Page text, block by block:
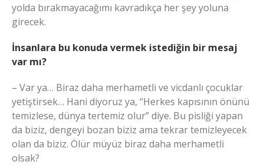
yolda bırakmayacağımı kavradıkça her şey yoluna
girecek.
İnsanlara bu konuda vermek istediğin bir mesaj
var mı?
– Var ya… Biraz daha merhametli ve vicdanlı çocuklar
yetiştirsek… Hani diyoruz ya, “Herkes kapısının önünü
temizlese, dünya tertemiz olur” diye. Bu pisliği yapan
da biziz, dengeyi bozan biziz ama tekrar temizleyecek
olan da biziz. Ölür müyüz biraz daha merhametli
olsak?